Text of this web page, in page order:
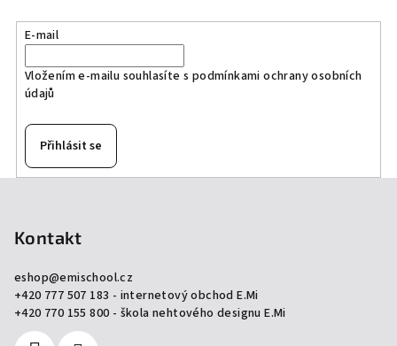
E-mail
Vložením e-mailu souhlasíte s podmínkami ochrany osobních
údajů
Přihlásit se
Kontakt
eshop@emischool.cz
+420 777 507 183 - internetový obchod E.Mi
+420 770 155 800 - škola nehtového designu E.Mi